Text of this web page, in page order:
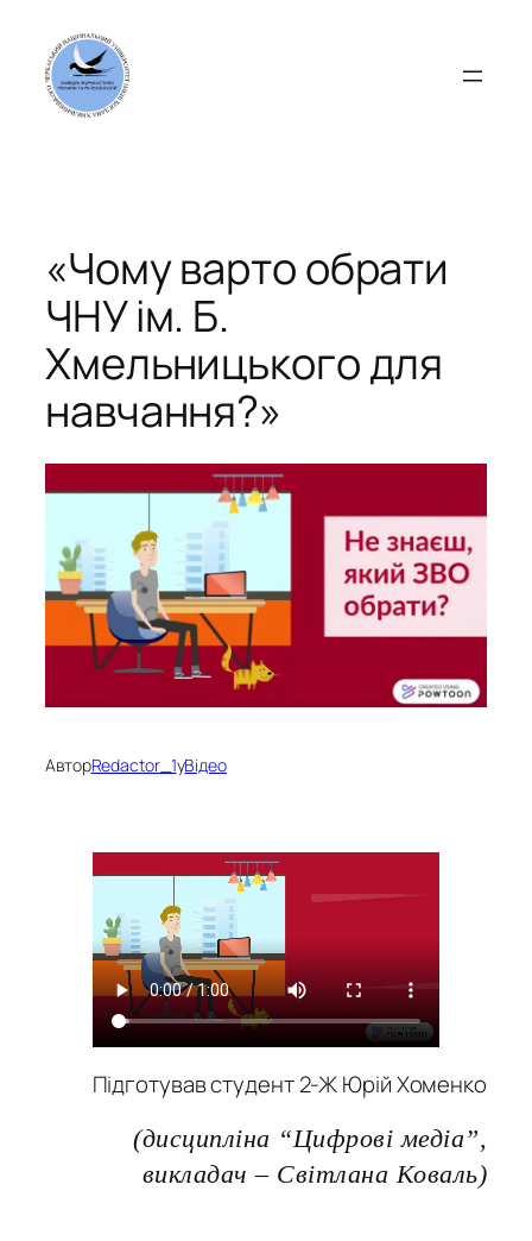
вмісту
«Чому варто обрати
ЧНУ ім. Б.
Хмельницького для
навчання?»
АвторRedactor_1уВідео
Підготував студент 2-Ж Юрій Хоменко
(дисципліна “Цифрові медіа”,
викладач – Світлана Коваль)